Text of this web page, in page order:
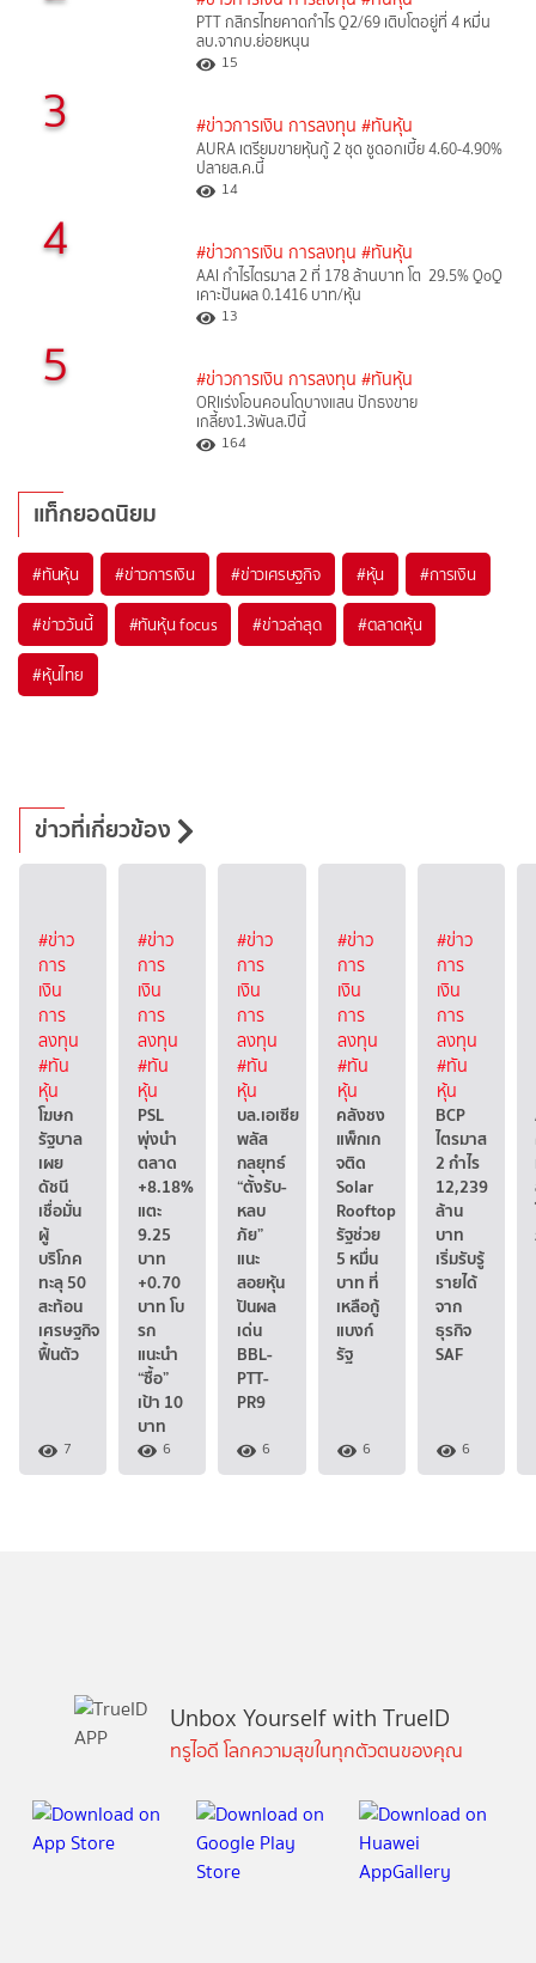
PTT กสิกรไทยคาดกำไร Q2/69 เติบโตอยู่ที่ 4 หมื่น
ลบ.จากบ.ย่อยหนุน
15
3 #ข่าวการเงิน การลงทุน #ทันหุ้น
AURA เตรียมขายหุ้นกู้ 2 ชุด ชูดอกเบี้ย 4.60-4.90%
ปลายส.ค.นี้
14
4 #ข่าวการเงิน การลงทุน #ทันหุ้น
AAI กำไรไตรมาส 2 ที่ 178 ล้านบาท โต 29.5% QoQ
เคาะปันผล 0.1416 บาท/หุ้น
13
5 #ข่าวการเงิน การลงทุน #ทันหุ้น
ORIเร่งโอนคอนโดบางแสน ปักธงขาย
เกลี้ยง1.3พันล.ปีนี้
164
แท็กยอดนิยม
#ทันหุ้น #ข่าวการเงิน #ข่าวเศรษฐกิจ #หุ้น #การเงิน
#ข่าววันนี้ #ทันหุ้น focus #ข่าวล่าสุด #ตลาดหุ้น
#หุ้นไทย
ข่าวที่เกี่ยวข้อง
#ข่าว
การ
เงิน
การ
ลงทุน
#ทัน
หุ้น
โฆษก
รัฐบาล
เผย
ดัชนี
เชื่อมั่น
ผู้
บริโภค
ทะลุ 50
สะท้อน
เศรษฐกิจ
ฟื้นตัว
7
#ข่าว
การ
เงิน
การ
ลงทุน
#ทัน
หุ้น
PSL
พุ่งนำ
ตลาด
+8.18%
แตะ
9.25
บาท
+0.70
บาท โบ
รก
แนะนำ
“ซื้อ”
เป้า 10
บาท
6
#ข่าว
การ
เงิน
การ
ลงทุน
#ทัน
หุ้น
บล.เอเซีย
พลัส
กลยุทธ์
“ตั้งรับ-
หลบ
ภัย”
แนะ
สอยหุ้น
ปันผล
เด่น
BBL-
PTT-
PR9
6
#ข่าว
การ
เงิน
การ
ลงทุน
#ทัน
หุ้น
คลังชง
แพ็กเก
จติด
Solar
Rooftop
รัฐช่วย
5 หมื่น
บาท ที่
เหลือกู้
แบงก์
รัฐ
6
#ข่าว
การ
เงิน
การ
ลงทุน
#ทัน
หุ้น
BCP
ไตรมาส
2 กำไร
12,239
ล้าน
บาท
เริ่มรับรู้
รายได้
จาก
ธุรกิจ
SAF
6
Unbox Yourself with TrueID
ทรูไอดี โลกความสุขในทุกตัวตนของคุณ